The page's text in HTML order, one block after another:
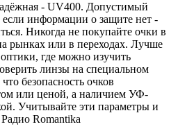
- UV400. Допустимый
информации о защите нет -
Никогда не покупайте очки в
рынках или в переходах. Лучше
где можно изучить
линзы на специальном
безопасность очков
или ценой, а наличием УФ-
Учитывайте эти параметры и
Радио Romantika